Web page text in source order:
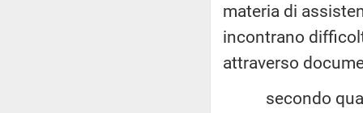
materia di
incontrano
attraverso
secondo